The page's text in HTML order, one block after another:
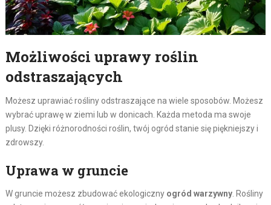
Możliwości uprawy roślin
odstraszających
Możesz uprawiać rośliny odstraszające na wiele sposobów. Możesz
wybrać uprawę w ziemi lub w donicach. Każda metoda ma swoje
plusy. Dzięki różnorodności roślin, twój ogród stanie się piękniejszy i
zdrowszy.
Uprawa w gruncie
W gruncie możesz zbudować ekologiczny ogród warzywny. Rośliny